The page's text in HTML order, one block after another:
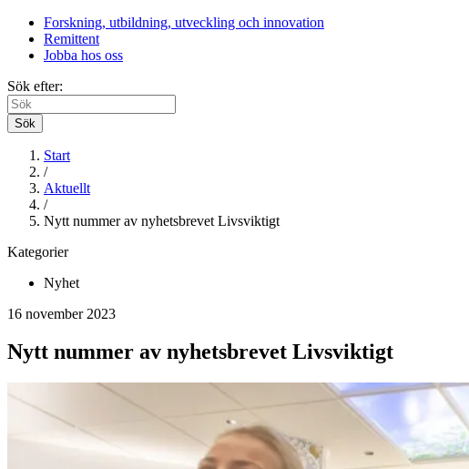
Forskning, utbildning, utveckling och innovation
Remittent
Jobba hos oss
Sök efter:
Sök
Start
/
Aktuellt
/
Nytt nummer av nyhetsbrevet Livsviktigt
Kategorier
Nyhet
16 november 2023
Nytt nummer av nyhetsbrevet Livsviktigt